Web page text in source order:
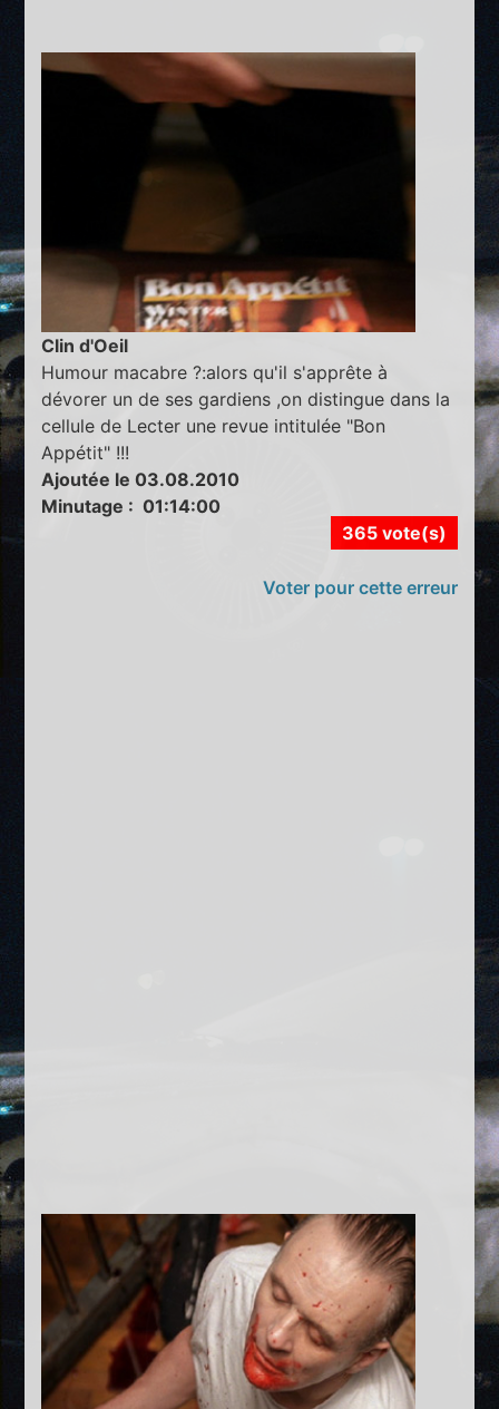
Clin d'Oeil
Humour macabre ?:alors qu'il s'apprête à
dévorer un de ses gardiens ,on distingue dans la
cellule de Lecter une revue intitulée "Bon
Appétit" !!!
Ajoutée le 03.08.2010
Minutage : 01:14:00
365 vote(s)
Voter pour cette erreur